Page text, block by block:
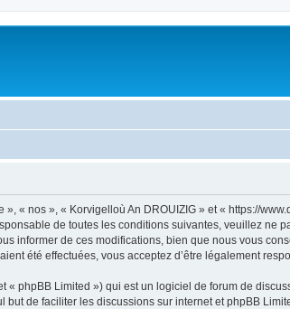
« nos », « Korvigelloù An DROUIZIG » et « https://
de toutes les conditions suivantes, veuillez ne
informer de ces modifications, bien que nous vous
été effectuées, vous acceptez d’être légalement
phpBB Limited ») qui est un logiciel de forum de
de faciliter les discussions sur internet et phpBB